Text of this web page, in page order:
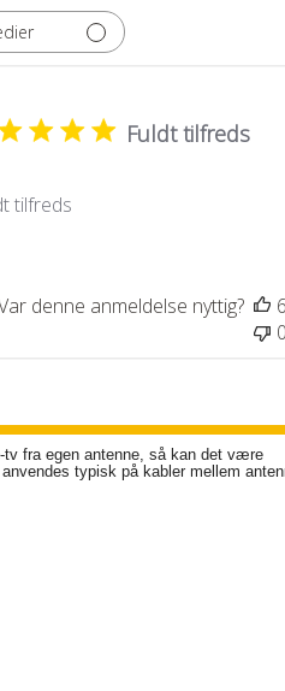
Fuldt tilfreds
tilfreds
denne anmeldelse nyttig?
6
0
tv fra egen antenne, så kan det være
typisk på kabler mellem